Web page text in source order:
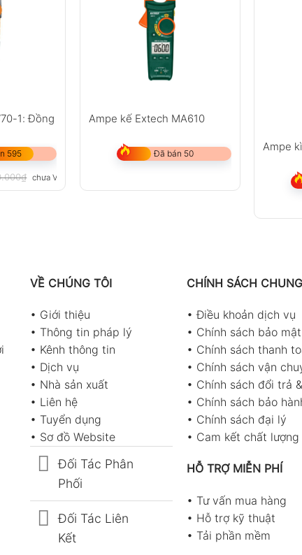
1: Đồng
595
₫ chưa VAT 8%
Ampe kế Extech MA610
Đã bán 50
Ampe
VỀ CHÚNG TÔI
• Giới thiệu
• Thông tin pháp lý
• Kênh thông tin
• Dịch vụ
• Nhà sản xuất
• Liên hệ
• Tuyển dụng
• Sơ đồ Website
Đối Tác Phân
Phối
Đối Tác Liên
Kết
CHÍNH SÁCH CHUNG
•Điều khoản dịch vụ
• Chính sách bảo
• Chính sách thanh
• Chính sách vận
• Chính sách đổi trả
• Chính sách bảo
• Chính sách đại lý
• Cam kết chất lượng
HỖ TRỢ MIỄN PHÍ
• Tư vấn mua hàng
• Hỗ trợ kỹ thuật
• Tải phần mềm